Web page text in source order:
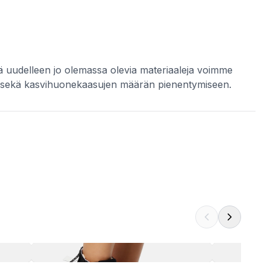
jo olemassa olevia materiaaleja voimme
kasvihuonekaasujen määrän pienentymiseen.